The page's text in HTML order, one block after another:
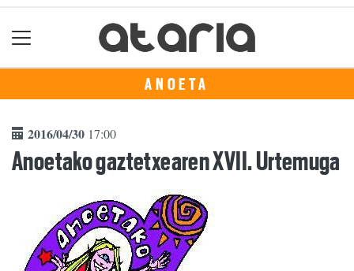
ANOETA
2016/04/30 17:00
Anoetako gaztetxearen XVII. Urtemuga